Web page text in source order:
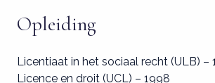
Opleiding
Licentiaat in het sociaal recht (ULB) –
Licence en droit (UCL) – 1998